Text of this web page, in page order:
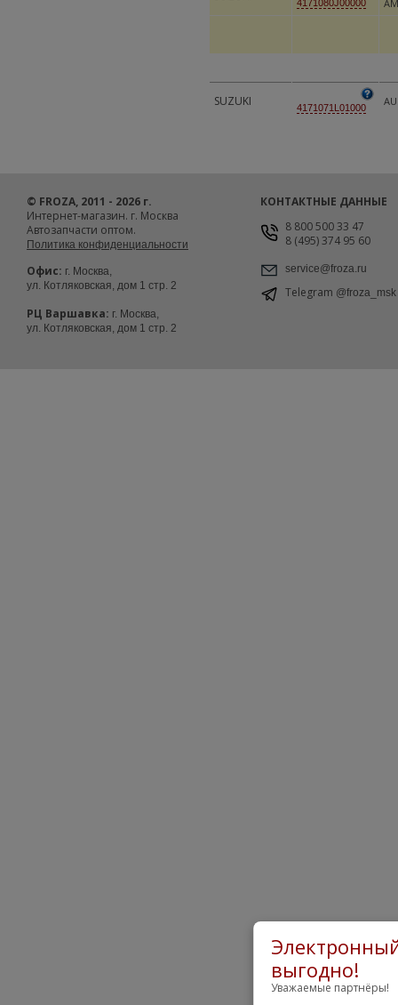
4171080J00000
SUZUKI 4171071L01000
выгодно!
Уважаемые партнёры!
© FROZA, 2011 - 2026 г.
Интернет-магазин. г. Москва
Автозапчасти оптом.
Политика конфиденциальности
Офис: г. Москва,
ул. Котляковская, дом 1 стр. 2
РЦ Варшавка: г. Москва,
ул. Котляковская, дом 1 стр. 2
КОНТАКТНЫЕ ДАННЫЕ
8 800 500 33 47
8 (495) 374 95 60
service@froza.ru
Telegram @froza_msk